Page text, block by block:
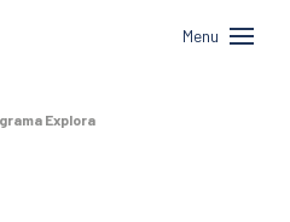
Menu
Explora